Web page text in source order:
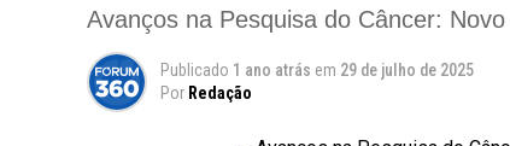
Avanços na Pesquisa do Câncer:
Publicado 1 ano atrás em 29 de julho de 2025
Por Redação